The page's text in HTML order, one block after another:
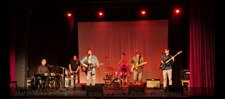
Mef in Novele, Kulturni dom Izola, 9.5.2025 (Foto: Matjaž Derin)